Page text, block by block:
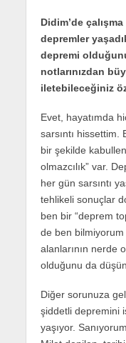
Didim’de
depremler
depremi
notlarınızdan
iletebileceğiniz
Evet, hayatımda
sarsıntı
bir şekilde
olmazcılık” var.
her gün sarsıntı
tehlikeli sonuçlar
ben bir “deprem
de ben
alanlarının nerde
olduğunu da
Diğer sorunuza
şiddetli depremini
yaşıyor.